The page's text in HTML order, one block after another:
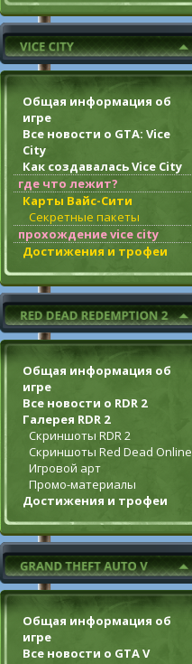
Общая информация об
игре
Все новости о GTA: Vice
City
Как создавалась Vice City
где что лежит?
Карты Вайс-Сити
Секретные пакеты
прохождение vice city
Достижения и трофеи
Общая информация об
игре
Все новости о RDR 2
Галерея RDR 2
Скриншоты RDR 2
Скриншоты Red Dead Online
Игровой арт
Промо-материалы
Достижения и трофеи
Общая информация об
игре
Все новости о GTA V